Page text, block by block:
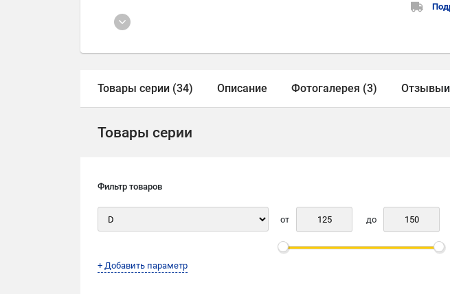
•
Товары серии (34) Описание Фотогалерея (3) Отзывыи
Товары серии
Фильтр товаров
от до
+ Добавить параметр